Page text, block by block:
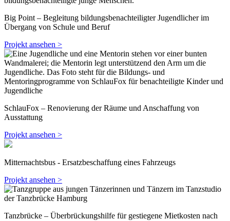
Big Point – Begleitung bildungsbenachteiligter Jugendlicher im
Übergang von Schule und Beruf
Projekt ansehen >
SchlauFox – Renovierung der Räume und Anschaffung von
Ausstattung
Projekt ansehen >
Mitternachtsbus - Ersatzbeschaffung eines Fahrzeugs
Projekt ansehen >
Tanzbrücke – Überbrückungshilfe für gestiegene Mietkosten nach